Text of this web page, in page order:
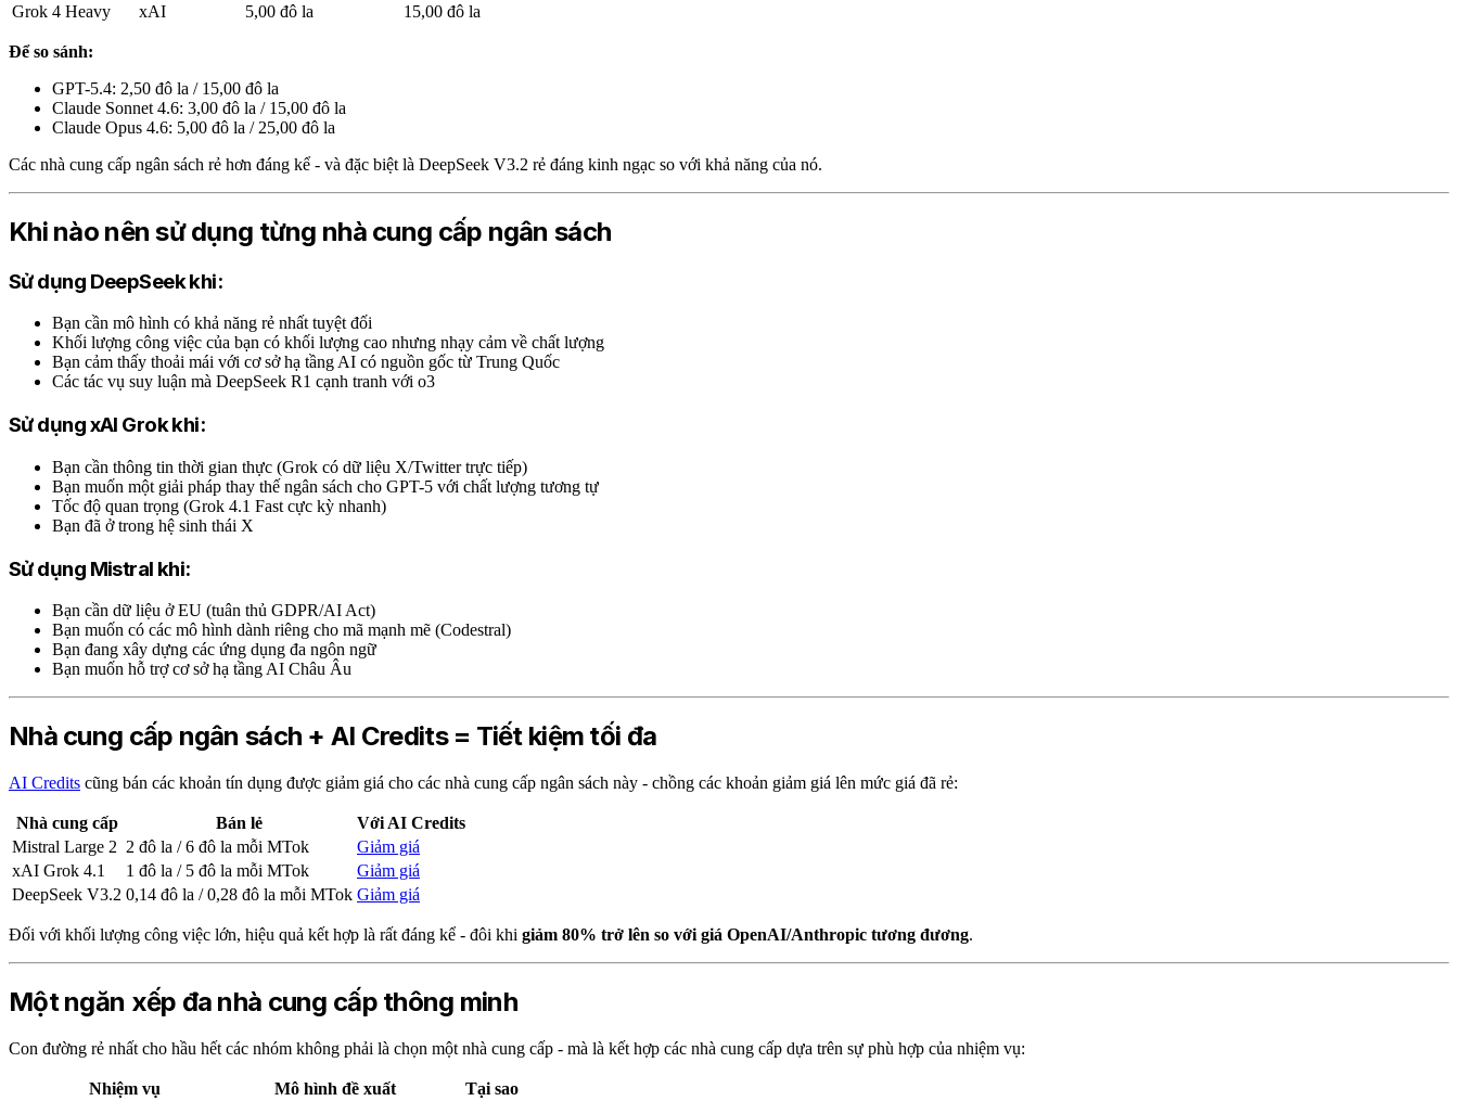
Grok 4 Heavy
xAI 5,00 đô la 15,00 đô la
Để so sánh:
GPT-5.4: 2,50 đô la / 15,00 đô la
Claude Sonnet 4.6: 3,00 đô la / 15,00 đô la
Claude Opus 4.6: 5,00 đô la / 25,00 đô la
Các nhà cung cấp ngân sách rẻ hơn đáng kể - và đặc biệt là DeepSeek V3.2 rẻ đáng kinh ngạc so với khả năng của nó.
Khi nào nên sử dụng từng nhà cung cấp ngân sách
Sử dụng DeepSeek khi:
Bạn cần mô hình có khả năng rẻ nhất tuyệt đối
Khối lượng công việc của bạn có khối lượng cao nhưng nhạy cảm về chất lượng
Bạn cảm thấy thoải mái với cơ sở hạ tầng AI có nguồn gốc từ Trung Quốc
Các tác vụ suy luận mà DeepSeek R1 cạnh tranh với o3
Sử dụng xAI Grok khi:
Bạn cần thông tin thời gian thực (Grok có dữ liệu X/Twitter trực tiếp)
Bạn muốn một giải pháp thay thế ngân sách cho GPT-5 với chất lượng tương tự
Tốc độ quan trọng (Grok 4.1 Fast cực kỳ nhanh)
Bạn đã ở trong hệ sinh thái X
Sử dụng Mistral khi:
Bạn cần dữ liệu ở EU (tuân thủ GDPR/AI Act)
Bạn muốn có các mô hình dành riêng cho mã mạnh mẽ (Codestral)
Bạn đang xây dựng các ứng dụng đa ngôn ngữ
Bạn muốn hỗ trợ cơ sở hạ tầng AI Châu Âu
Nhà cung cấp ngân sách + AI Credits = Tiết kiệm tối đa
AI Credits cũng bán các khoản tín dụng được giảm giá cho các nhà cung cấp ngân sách này - chồng các khoản giảm giá lên mức giá đã rẻ:
Nhà cung cấp Bán lẻ
Với AI Credits
Mistral Large 2 2 đô la / 6 đô la mỗi MTok
Giảm giá
xAI Grok 4.1
1 đô la / 5 đô la mỗi MTok
Giảm giá
DeepSeek V3.2 0,14 đô la / 0,28 đô la mỗi MTok Giảm giá
Đối với khối lượng công việc lớn, hiệu quả kết hợp là rất đáng kể - đôi khi giảm 80% trở lên so với giá OpenAI/Anthropic tương đương.
Một ngăn xếp đa nhà cung cấp thông minh
Con đường rẻ nhất cho hầu hết các nhóm không phải là chọn một nhà cung cấp - mà là kết hợp các nhà cung cấp dựa trên sự phù hợp của nhiệm vụ:
Nhiệm vụ Mô hình đề xuất
Tại sao